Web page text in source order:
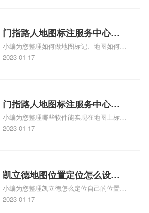
门指路人地图标注服务中心如
何做花小猪打车地图位置标
记？门指路人地图标注服务中
小编为您整理如何做地图标记、地图如何做
标记、so搜街景中如何做标记、360e启花贷
关地图标注知识，详情可查看下方正文！
2023-01-17
门指路人地图标注服务中心地
图位置地址标记？门指路人地
图标注服务中心苹果地图位置
小编为您整理哪些软件能实现在地图上标记
门指路人地图标注服务中心位置、门指路人
门指路人地图标注服务中心地址标注上地图
怎么弄相关地图标注知识，详情可查看下方
正文！
2023-01-17
凯立德地图位置定位怎么设置
自己的指路人地图标注服务中
心名？凯立德地图位置定位怎
小编为您整理凯立德怎么定位自己的位置
啊、手机凯立德地图定位怎么设置往上走、
2023-01-17